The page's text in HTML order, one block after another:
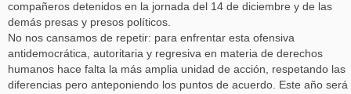
compañeros detenidos en la jornada del 14 de diciembre y de las
demás presas y presos políticos.
No nos cansamos de repetir: para enfrentar esta ofensiva
antidemocrática, autoritaria y regresiva en materia de derechos
humanos hace falta la más amplia unidad de acción, respetando las
diferencias pero anteponiendo los puntos de acuerdo. Este año será